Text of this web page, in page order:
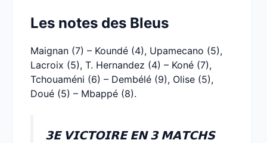
Les notes des Bleus
Maignan (7) – Koundé (4), Upamecano (5),
Lacroix (5), T. Hernandez (4) – Koné (7),
Tchouaméni (6) – Dembélé (9), Olise (5),
Doué (5) – Mbappé (8).
𝟯𝗘 𝗩𝗜𝗖𝗧𝗢𝗜𝗥𝗘 𝗘𝗡 𝟯 𝗠𝗔𝗧𝗖𝗛𝗦